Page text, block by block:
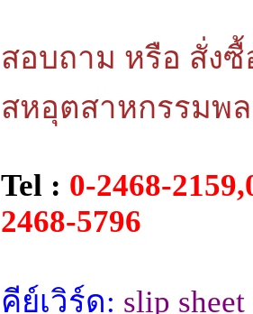
สอบถาม หรือ สั่ง
สหอุตสาหกรรมพ
Tel : 0-2468-
2468-5796
คีย์เวิร์ด: slip